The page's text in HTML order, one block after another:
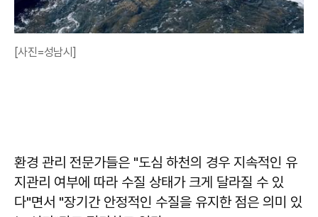
[사진=성남시]
환경 관리 전문가들은 "도심 하천의 경우 지속적인 유
지관리 여부에 따라 수질 상태가 크게 달라질 수 있
다"면서 "장기간 안정적인 수질을 유지한 점은 의미 있